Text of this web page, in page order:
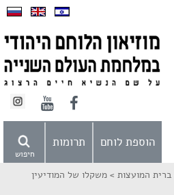
חיפוש
הוספת לוחם תרומות
ברית המועצות > משקלו של המודיעין